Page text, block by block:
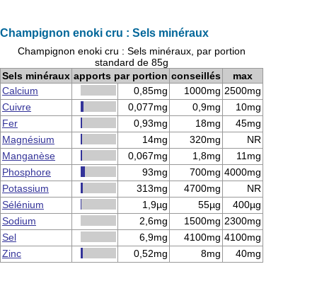
Champignon enoki cru : Sels minéraux
Champignon enoki cru : Sels minéraux, par portion
standard de 85g
Sels minéraux apports par portion conseillés
max
Calcium
0,85mg 1000mg 2500mg
Cuivre
0,077mg 0,9mg
10mg
Fer
0,93mg 18mg
45mg
Magnésium
14mg 320mg
NR
Manganèse
0,067mg 1,8mg
11mg
Phosphore
93mg 700mg 4000mg
Potassium
313mg 4700mg
NR
Sélénium
1,9µg 55µg
400µg
Sodium
2,6mg 1500mg 2300mg
Sel
6,9mg 4100mg 4100mg
Zinc
0,52mg 8mg 40mg